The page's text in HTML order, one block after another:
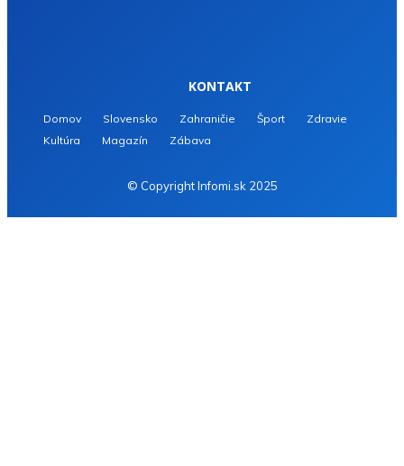
KONTAKT
Domov Slovensko Zahraničie Šport
Zdravie
Kultúra
Magazín Zábava
© Copyright Infomi.sk 2025